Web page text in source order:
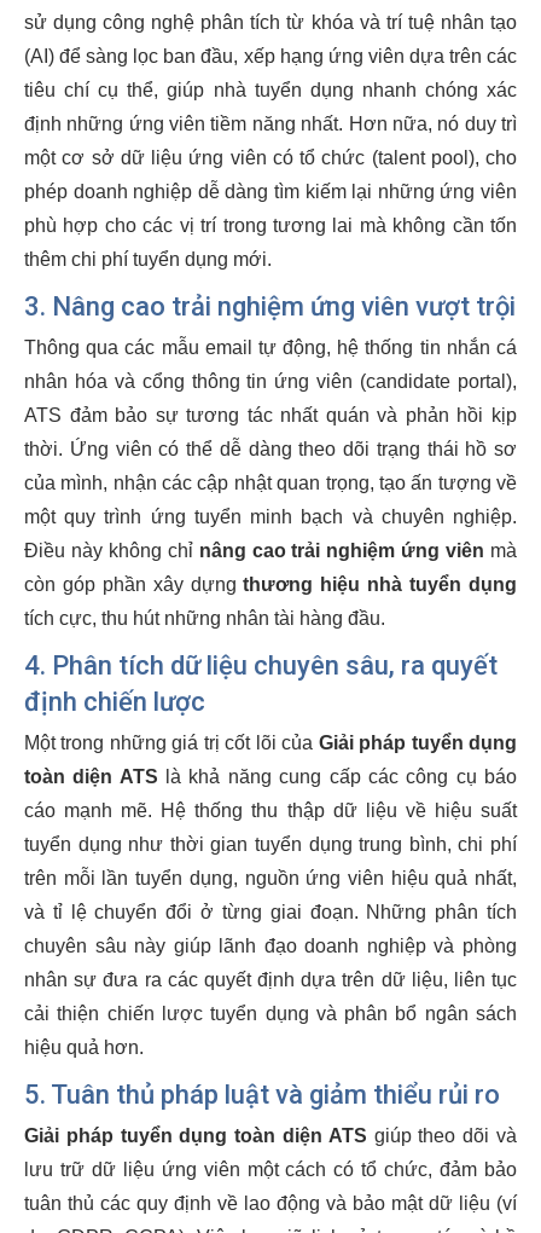
sử dụng công nghệ phân tích từ khóa và trí tuệ nhân tạo
(AI) để sàng lọc ban đầu, xếp hạng ứng viên dựa trên các
tiêu chí cụ thể, giúp nhà tuyển dụng nhanh chóng xác
định những ứng viên tiềm năng nhất. Hơn nữa, nó duy trì
một cơ sở dữ liệu ứng viên có tổ chức (talent pool), cho
phép doanh nghiệp dễ dàng tìm kiếm lại những ứng viên
phù hợp cho các vị trí trong tương lai mà không cần tốn
thêm chi phí tuyển dụng mới.
3. Nâng cao trải nghiệm ứng viên vượt trội
Thông qua các mẫu email tự động, hệ thống tin nhắn cá
nhân hóa và cổng thông tin ứng viên (candidate portal),
ATS đảm bảo sự tương tác nhất quán và phản hồi kịp
thời. Ứng viên có thể dễ dàng theo dõi trạng thái hồ sơ
của mình, nhận các cập nhật quan trọng, tạo ấn tượng về
một quy trình ứng tuyển minh bạch và chuyên nghiệp.
Điều này không chỉ nâng cao trải nghiệm ứng viên mà
còn góp phần xây dựngthương hiệu nhà tuyển dụng
tích cực, thu hút những nhân tài hàng đầu.
4. Phân tích dữ liệu chuyên sâu, ra quyết
định chiến lược
Một trong những giá trị cốt lõi của Giải pháp tuyển dụng
toàn diện ATS là khả năng cung cấp các công cụ báo
cáo mạnh mẽ. Hệ thống thu thập dữ liệu về hiệu suất
tuyển dụng như thời gian tuyển dụng trung bình, chi phí
trên mỗi lần tuyển dụng, nguồn ứng viên hiệu quả nhất,
và tỉ lệ chuyển đổi ở từng giai đoạn. Những phân tích
chuyên sâu này giúp lãnh đạo doanh nghiệp và phòng
nhân sự đưa ra các quyết định dựa trên dữ liệu, liên tục
cải thiện chiến lược tuyển dụng và phân bổ ngân sách
hiệu quả hơn.
5. Tuân thủ pháp luật và giảm thiểu rủi ro
Giải pháp tuyển dụng toàn diện ATS giúp theo dõi và
lưu trữ dữ liệu ứng viên một cách có tổ chức, đảm bảo
tuân thủ các quy định về lao động và bảo mật dữ liệu (ví